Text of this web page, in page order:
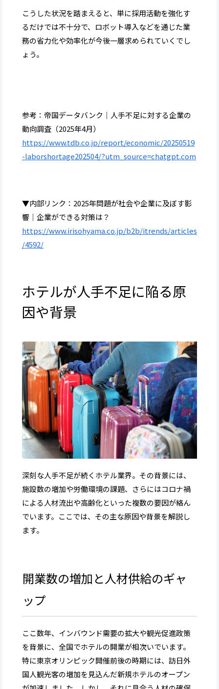
こうした状況を踏まえると、単に採用活動を強化す
るだけでは不十分で、ロボット導入などを通じた業
務の省力化や効率化が今後一層求められていくでし
ょう。
参考：帝国データバンク｜人手不足に対する企業の
動向調査（2025年4月）
https://www.tdb.co.jp/report/economic/20250519
-laborshortage202504/?utm_source=chatgpt.com
▼内部リンク：2025年問題が社会や企業に及ぼす影
響│企業ができる対策は？
https://www.irisohyama.co.jp/b2b/itrends/articles
/4592/
ホテルが人手不足に陥る原
因や背景
深刻な人手不足が続くホテル業界。その背景には、
施設数の増加や労働環境の課題、さらにはコロナ禍
による人材流出や高齢化といった複数の要因が絡ん
でいます。ここでは、その主な原因や背景を解説し
ます。
開業数の増加と人材供給のギャ
ップ
ここ数年、インバウンド需要の拡大や観光促進政策
を背景に、全国でホテルの開業が相次いでいます。
特に東京オリンピック開催前後の時期には、訪日外
国人観光客の増加を見込んだ新規ホテルのオープン